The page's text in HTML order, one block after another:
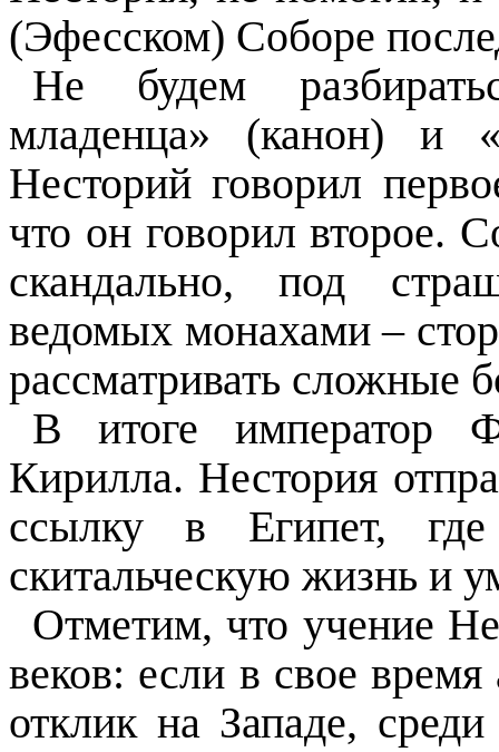
(Эфесском) Соборе
Не будем
младенца» (канон) и
Несторий говорил
что он говорил второе.
скандально, под
ведомых монахами –
рассматривать сложные
В итоге император
Кирилла. Нестория
ссылку в Египет,
скитальческую жизнь и
Отметим, что учение
веков: если в свое
отклик на Западе,